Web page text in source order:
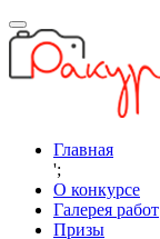
Главная
';
О конкурсе
Галерея работ
Призы